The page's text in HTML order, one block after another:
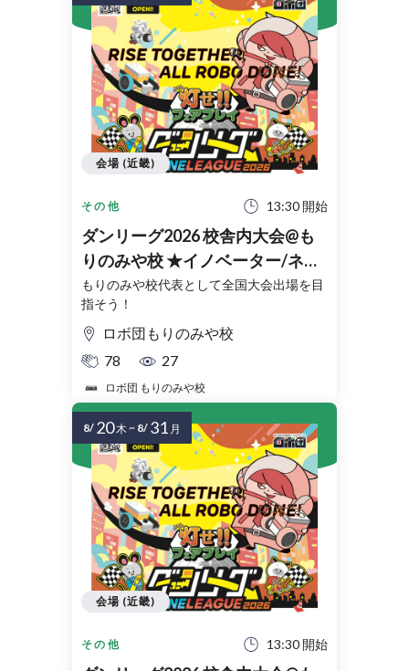
その他 13:30 開始
ダンリーグ2026 校舎内大会@も
りのみや校 ★イノベーター/ネク
スト/フロンティア★
もりのみや校代表として全国大会出場を目
指そう！
ロボ団もりのみや校
78
27
ロボ団 もりのみや校
会場 (近畿)
その他 13:30 開始
会場 (近畿)
8/ 20木~ 8/ 31 月